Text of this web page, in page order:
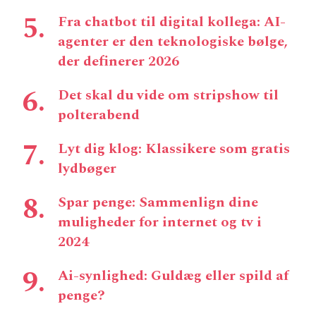
Fra chatbot til digital kollega: AI-
agenter er den teknologiske bølge,
der definerer 2026
Det skal du vide om stripshow til
polterabend
Lyt dig klog: Klassikere som gratis
lydbøger
Spar penge: Sammenlign dine
muligheder for internet og tv i
2024
Ai-synlighed: Guldæg eller spild af
penge?